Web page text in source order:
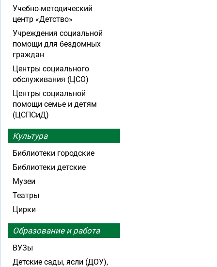
Учебно-методический
центр «Детство»
Учреждения социальной
помощи для бездомных
граждан
Центры социального
обслуживания (ЦСО)
Центры социальной
помощи семье и детям
(ЦСПСиД)
Культура
Библиотеки городские
Библиотеки детские
Музеи
Театры
Цирки
Образование и работа
ВУЗы
Детские сады, ясли (ДОУ),